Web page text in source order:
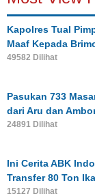
Kapolres Tual
Maaf Kepada
49582 Dilihat
Pasukan 733
dari Aru dan
24891 Dilihat
Ini Cerita ABK
Transfer 80 Ton
15127 Dilihat